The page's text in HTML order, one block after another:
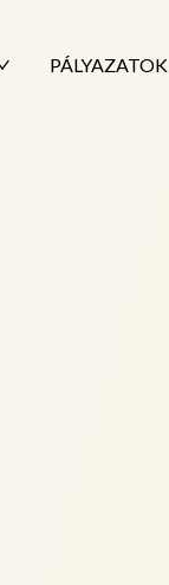
PÁLYAZATOK